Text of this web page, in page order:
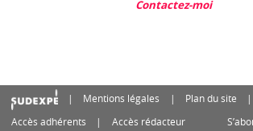
Contactez-moi
Mentions légales
Plan du site
Accès adhérents
Accès rédacteur